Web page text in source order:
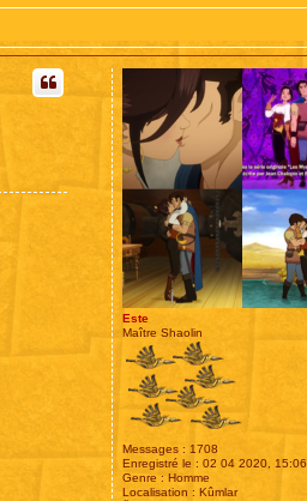
Este
Maître Shaolin
Messages : 1708
Enregistré le : 02 04 2020, 15:06
Genre : Homme
Localisation : Kûmlar